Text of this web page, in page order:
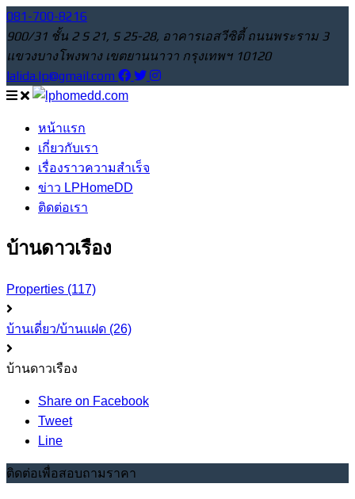
081-700-8216
900/31 ชั้น 2 S 21, S 25-28, อาคารเอสวีซิตี้ ถนนพระราม 3
แขวงบางโพงพาง เขตยานนาวา กรุงเทพฯ 10120
lalida.lp@gmail.com
หน้าแรก
เกี่ยวกับเรา
เรื่องราวความสำเร็จ
ข่าว LPHomeDD
ติดต่อเรา
บ้านดาวเรือง
Properties (117)
บ้านเดี่ยว/บ้านแฝด (26)
บ้านดาวเรือง
Share on Facebook
Tweet
Line
ติดต่อเพื่อสอบถามราคา